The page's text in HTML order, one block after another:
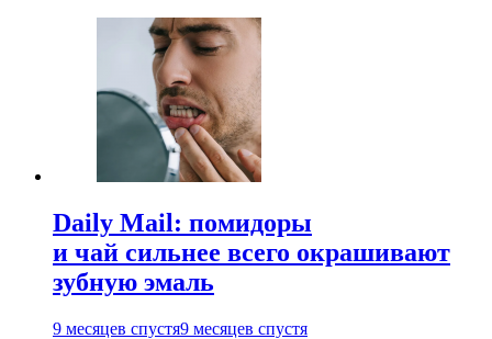
Daily Mail: помидоры
и чай сильнее всего окрашивают
зубную эмаль
9 месяцев спустя9 месяцев спустя